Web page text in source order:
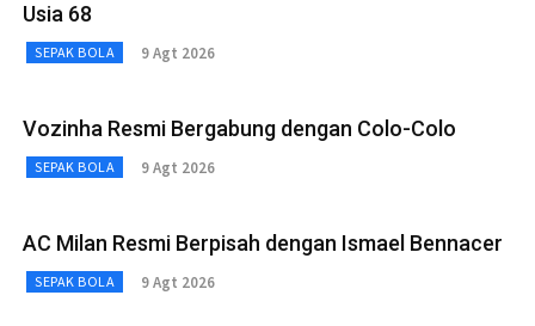
Usia 68
SEPAK BOLA 9 Agt 2026
Vozinha Resmi Bergabung dengan Colo-Colo
SEPAK BOLA 9 Agt 2026
AC Milan Resmi Berpisah dengan Ismael Bennacer
SEPAK BOLA 9 Agt 2026